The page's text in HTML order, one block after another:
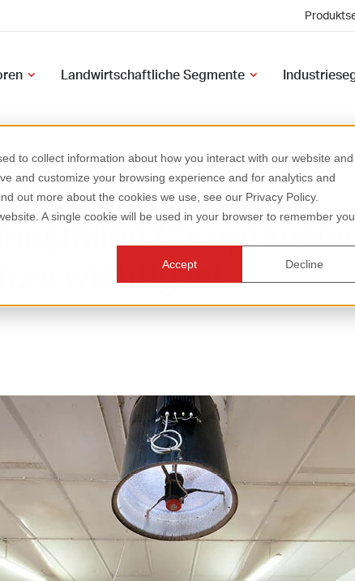
to collect information about how you interact with our website and
and customize your browsing experience and for analytics and
out more about the cookies we use, see our Privacy Policy.
A single cookie will be used in your browser to remember
Accept Decline
Landwirtschaftliche Segmente
die Belüftung in
für
wichtig ist